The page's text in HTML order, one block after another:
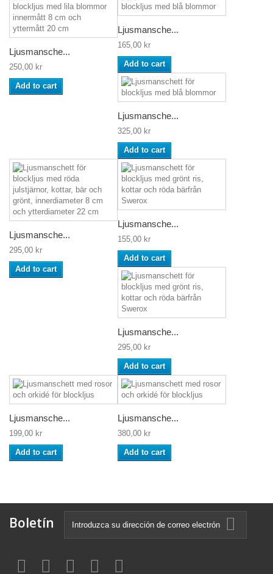
Ljusmansche...
250,00 kr
Add to cart
Ljusmansche...
165,00 kr
Add to cart
Ljusmansche...
325,00 kr
Add to cart
Ljusmansche...
295,00 kr
Add to cart
Ljusmansche...
155,00 kr
Add to cart
Ljusmansche...
295,00 kr
Add to cart
Ljusmansche...
199,00 kr
Add to cart
Ljusmansche...
380,00 kr
Add to cart
Boletín